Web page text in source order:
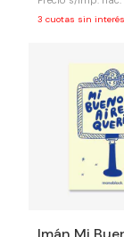
3 cuotas sin